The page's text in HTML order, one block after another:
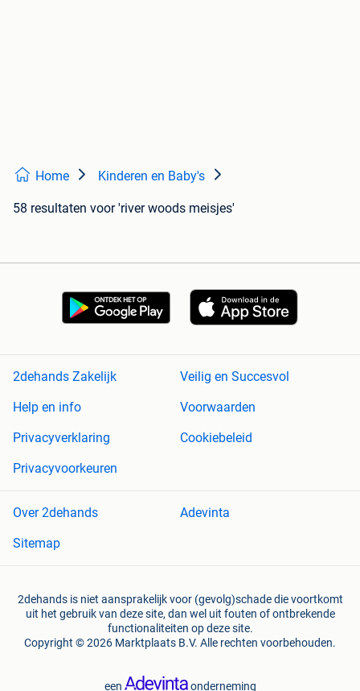
Home Kinderen en Baby's
58 resultaten voor 'river woods meisjes'
2dehands Zakelijk
Veilig en Succesvol
Help en info
Voorwaarden
Privacyverklaring
Cookiebeleid
Privacyvoorkeuren
Over 2dehands
Adevinta
Sitemap
2dehands is niet aansprakelijk voor (gevolg)schade die voortkomt
uit het gebruik van deze site, dan wel uit fouten of ontbrekende
functionaliteiten op deze site.
Copyright © 2026 Marktplaats B.V. Alle rechten voorbehouden.
een onderneming